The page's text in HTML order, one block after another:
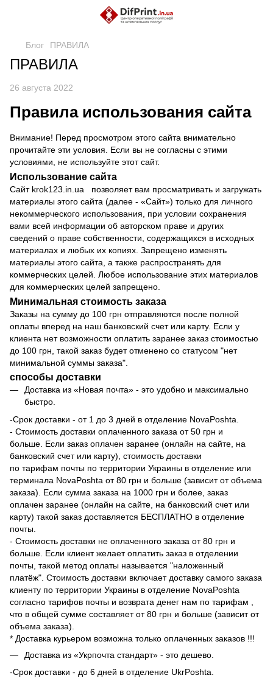
Блог ПРАВИЛА
ПРАВИЛА
26 августа 2022
Правила использования сайта
Внимание! Перед просмотром этого сайта внимательно
прочитайте эти условия. Если вы не согласны с этими
условиями, не используйте этот сайт.
Использование сайта
Сайт krok123.in.ua позволяет вам просматривать и загружать
материалы этого сайта (далее - «Сайт») только для личного
некоммерческого использования, при условии сохранения
вами всей информации об авторском праве и других
сведений о праве собственности, содержащихся в исходных
материалах и любых их копиях. Запрещено изменять
материалы этого сайта, а также распространять для
коммерческих целей. Любое использование этих материалов
для коммерческих целей запрещено.
Минимальная стоимость заказа
Заказы на сумму до 100 грн отправляются после полной
оплаты вперед на наш банковский счет или карту. Если у
клиента нет возможности оплатить заранее заказ стоимостью
до 100 грн, такой заказ будет отменено со статусом "нет
минимальной суммы заказа".
способы доставки
Доставка из «Новая почта» - это удобно и максимально
быстро.
-Срок доставки - от 1 до 3 дней в отделение NovaPoshta.
- Стоимость доставки оплаченного заказа от 50 грн и
больше. Если заказ оплачен заранее (онлайн на сайте, на
банковский счет или карту), стоимость доставки
по тарифам почты по территории Украины в отделение или
терминала NovaPoshta от 80 грн и больше (зависит от объема
заказа). Если сумма заказа на 1000 грн и более, заказ
оплачен заранее (онлайн на сайте, на банковский счет или
карту) такой заказ доставляется БЕСПЛАТНО в отделение
почты.
- Стоимость доставки не оплаченного заказа от 80 грн и
больше. Если клиент желает оплатить заказ в отделении
почты, такой метод оплаты называется "наложенный
платёж". Стоимость доставки включает доставку самого заказа
клиенту по территории Украины в отделение NovaPoshta
согласно тарифов почты и возврата денег нам по тарифам
что в общей сумме составляет от 80 грн и больше (зависит от
объема заказа).
* Доставка курьером возможна только оплаченных заказов !!!
Доставка из «Укрпочта стандарт» - это дешево.
-Срок доставки - до 6 дней в отделение UkrPoshta.